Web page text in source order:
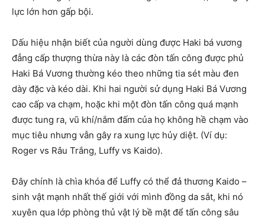
lực lớn hơn gấp bội.
Dấu hiệu nhận biết của người dùng được Haki bá vương
đẳng cấp thượng thừa này là các đòn tấn công được phủ
Haki Bá Vương thường kéo theo những tia sét màu đen
dày đặc và kéo dài. Khi hai người sử dụng Haki Bá Vương
cao cấp va chạm, hoặc khi một đòn tấn công quá mạnh
được tung ra, vũ khí/nắm đấm của họ không hề chạm vào
mục tiêu nhưng vẫn gây ra xung lực hủy diệt. (Ví dụ:
Roger vs Râu Trắng, Luffy vs Kaido).
Đây chính là chìa khóa để Luffy có thể đả thương Kaido –
sinh vật mạnh nhất thế giới với mình đồng da sắt, khi nó
xuyên qua lớp phòng thủ vật lý bề mặt để tấn công sâu